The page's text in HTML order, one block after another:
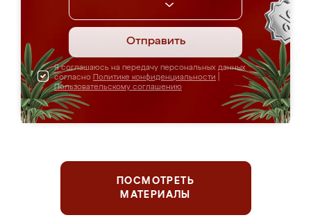
Отправить
Я соглашаюсь на передачу персональных данных
согласно Политике конфиденциальности
Пользовательскому соглашению
ПОСМОТРЕТЬ
МАТЕРИАЛЫ